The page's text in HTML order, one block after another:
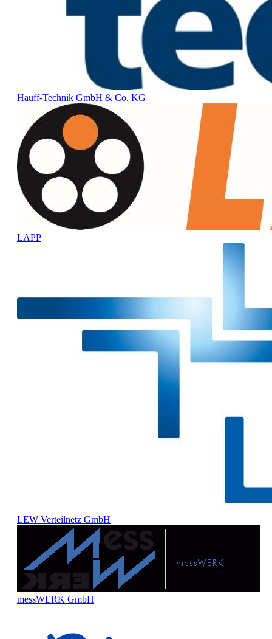
Hauff-Technik GmbH & Co. KG
LAPP
LEW Verteilnetz GmbH
messWERK GmbH